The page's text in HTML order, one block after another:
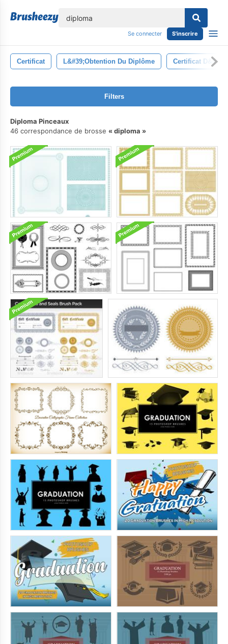
Se connecter S'inscrire
Certificat L&#39;obtention Du Diplôme Certificat
Filters
Diploma Pinceaux
46 correspondance de brosse
diploma